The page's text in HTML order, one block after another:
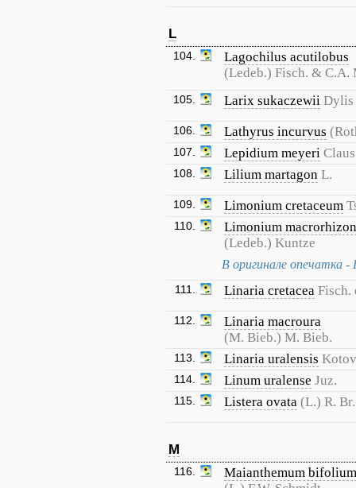
L
104.
Lagochilus acutilobus
(Ledeb.) Fisch. & C.A.
105. Larix sukaczewii Dylis
106. Lathyrus incurvus
107. Lepidium meyeri Claus
108. Lilium martagon L.
109. Limonium cretaceum
110.
Limonium macrorhizon
(Ledeb.) Kuntze
В оригинале опечатка
111. Linaria cretacea Fisch.
112.
Linaria macroura
(M. Bieb.) M. Bieb.
113. Linaria uralensis Kotov
114. Linum uralense Juz.
115. Listera ovata (L.) R. Br.
M
116.
Maianthemum bifolium